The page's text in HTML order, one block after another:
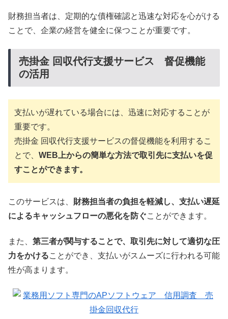
財務担当者は、定期的な債権確認と迅速な対応を心がける
ことで、企業の経営を健全に保つことが重要です。
売掛金 回収代行支援サービス 督促機能
の活用
支払いが遅れている場合には、迅速に対応することが
重要です。
売掛金 回収代行支援サービスの督促機能を利用するこ
とで、 WEB上からの簡単な方法で取引先に支払いを促
すことができます。
このサービスは、 財務担当者の負担を軽減し、支払い遅延
によるキャッシュフローの悪化を防ぐことができます。
また、 第三者が関与することで、取引先に対して適切な圧
力をかけることができ、支払いがスムーズに行われる可能
性が高まります。